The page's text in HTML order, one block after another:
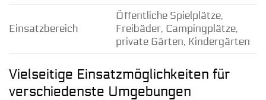
Einsatzbereich
Öffentliche Spielplätze,
Freibäder, Campingplätze,
private Gärten, Kindergärten
Vielseitige Einsatzmöglichkeiten für
verschiedenste Umgebungen